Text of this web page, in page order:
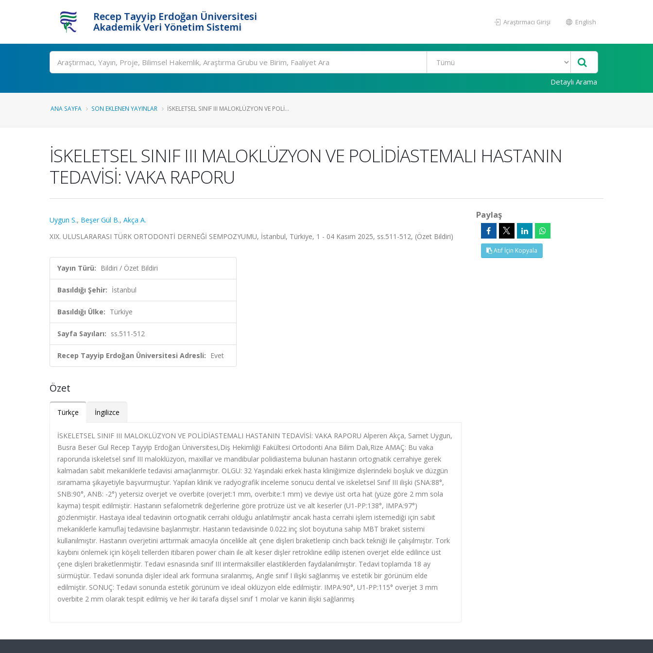
Recep Tayyip Erdoğan Üniversitesi
Akademik Veri Yönetim Sistemi
Araştırmacı Girişi English
Ara
Detaylı Arama
ANA SAYFA SON EKLENEN YAYINLAR İSKELETSEL SINIF III MALOKLÜZYON VE POLİ...
İSKELETSEL SINIF III MALOKLÜZYON VE POLİDİASTEMALI HASTANIN
TEDAVİSİ: VAKA RAPORU
Uygun S., Beşer Gül B., Akça A.
XIX. ULUSLARARASI TÜRK ORTODONTİ DERNEĞİ SEMPOZYUMU, İstanbul, Türkiye, 1 - 04 Kasım 2025, ss.511-512, (Özet Bildiri)
Yayın Türü: Bildiri / Özet Bildiri
Basıldığı Şehir: İstanbul
Basıldığı Ülke: Türkiye
Sayfa Sayıları: ss.511-512
Recep Tayyip Erdoğan Üniversitesi Adresli: Evet
Özet
Türkçe İngilizce
İSKELETSEL SINIF III MALOKLÜZYON VE POLİDİASTEMALI HASTANIN TEDAVİSİ: VAKA RAPORU Alperen Akça, Samet Uygun,
Busra Beser Gul Recep Tayyip Erdoğan Üniversitesi,Diş Hekimliği Fakültesi Ortodonti Ana Bilim Dalı,Rize AMAÇ: Bu vaka
raporunda iskeletsel sınıf III maloklüzyon, maxillar ve mandibular polidiastema bulunan hastanın ortognatik cerrahiye gerek
kalmadan sabit mekaniklerle tedavisi amaçlanmıştır. OLGU: 32 Yaşındaki erkek hasta kliniğimize dişlerindeki boşluk ve düzgün
ısıramama şikayetiyle başvurmuştur. Yapılan klinik ve radyografik inceleme sonucu dental ve iskeletsel Sınıf III ilişki (SNA:88°,
SNB:90°, ANB: -2°) yetersiz overjet ve overbite (overjet:1 mm, overbite:1 mm) ve deviye üst orta hat (yüze göre 2 mm sola
kayma) tespit edilmiştir. Hastanın sefalometrik değerlerine göre protrüze üst ve alt keserler (U1-PP:138°, IMPA:97°)
gözlenmiştir. Hastaya ideal tedavinin ortognatik cerrahi olduğu anlatılmıştır ancak hasta cerrahi işlem istemediği için sabit
mekaniklerle kamuflaj tedavisine başlanmıştır. Hastanın tedavisinde 0.022 inç slot boyutuna sahip MBT braket sistemi
kullanılmıştır. Hastanın overjetini arttırmak amacıyla öncelikle alt çene dişleri braketlenip cinch back tekniği ile çalışılmıştır. Tork
kaybını önlemek için köşeli tellerden itibaren power chain ile alt keser dişler retrokline edilip istenen overjet elde edilince üst
çene dişleri braketlenmiştir. Tedavi esnasında sınıf III intermaksiller elastiklerden faydalanılmıştır. Tedavi toplamda 18 ay
sürmüştür. Tedavi sonunda dişler ideal ark formuna sıralanmış, Angle sınıf I ilişki sağlanmış ve estetik bir görünüm elde
edilmiştir. SONUÇ: Tedavi sonunda estetik görünüm ve ideal oklüzyon elde edilmiştir. IMPA:90°, U1-PP:115° overjet 3 mm
overbite 2 mm olarak tespit edilmiş ve her iki tarafa dişsel sınıf 1 molar ve kanin ilişki sağlanmış
Paylaş
Atıf İçin Kopyala